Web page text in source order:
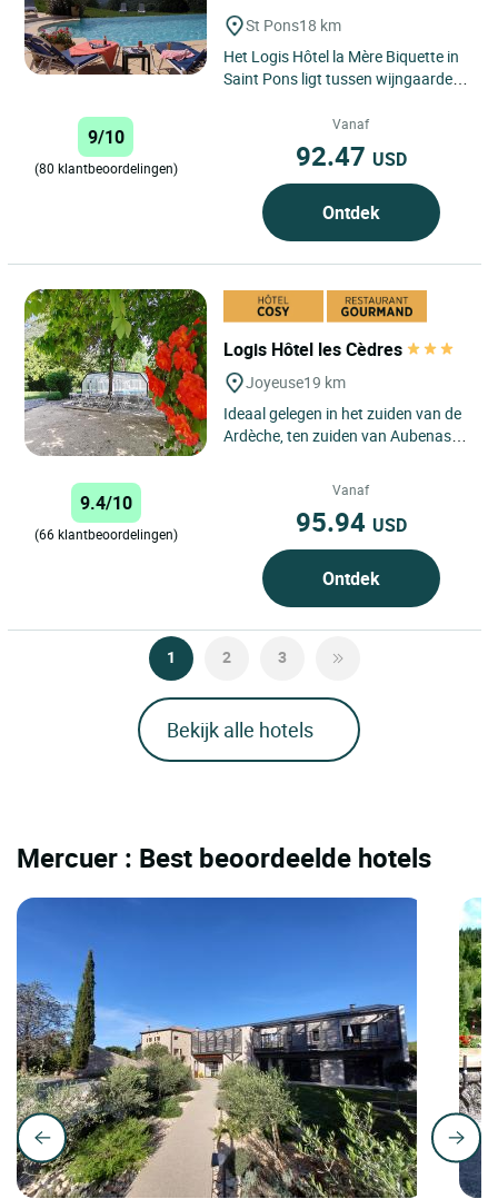
St Pons18 km
Het Logis Hôtel la Mère Biquette in
Saint Pons ligt tussen wijngaarden
van 500 meter in...
9/10
(80 klantbeoordelingen)
Vanaf
92.47 USD
Ontdek
Logis Hôtel les Cèdres
Joyeuse19 km
Ideaal gelegen in het zuiden van de
Ardèche, ten zuiden van Aubenas
9.4/10
(66 klantbeoordelingen)
Vanaf
95.94 USD
Ontdek
1 2 3
Bekijk alle hotels
Mercuer : Best beoordeelde hotels